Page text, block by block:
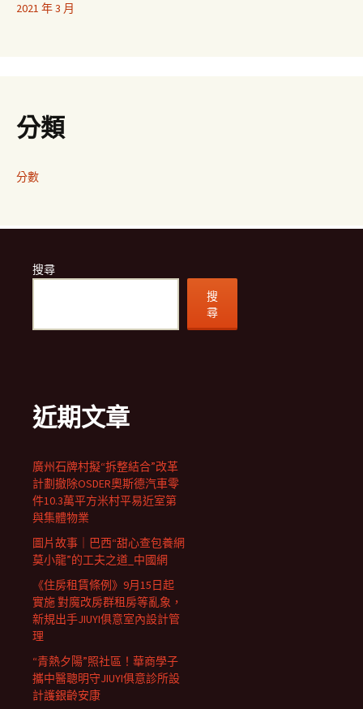
2021 年 3 月
分類
分數
搜尋
搜
尋
近期文章
廣州石牌村擬“拆整結合”改革
計劃撤除OSDER奧斯德汽車零
件10.3萬平方米村平易近室第
與集體物業
圖片故事｜巴西“甜心查包養網
莫小龍”的工夫之道_中國網
《住房租賃條例》9月15日起
實施 對魔改房群租房等亂象，
新規出手JIUYI俱意室內設計管
理
“青熱夕陽”照社區！華商學子
攜中醫聰明守JIUYI俱意診所設
計護銀齡安康